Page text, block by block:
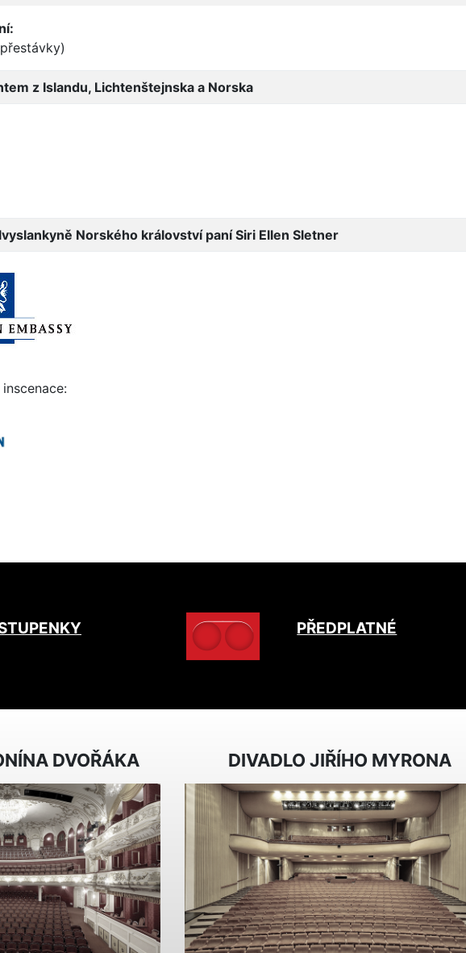
z Islandu, Lichtenštejnska a Norska
Norského království paní Siri Ellen Sletner
PŘEDPLATNÉ
DVOŘÁKA DIVADLO JIŘÍHO MYRONA